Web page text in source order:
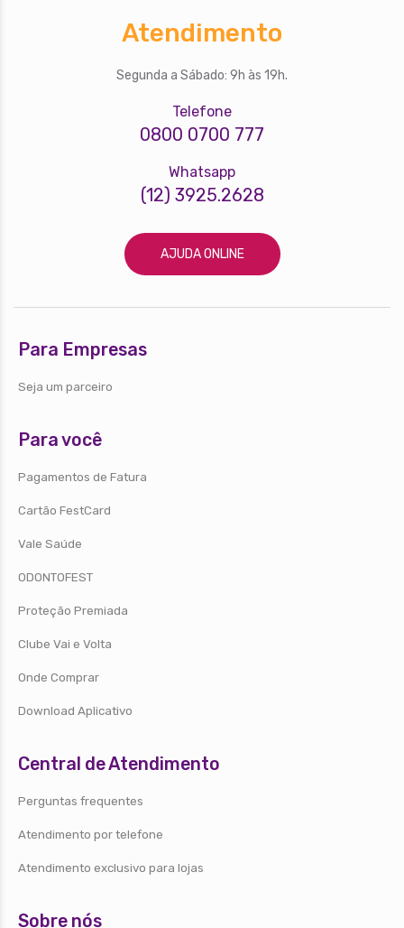
Atendimento
Segunda a Sábado: 9h às 19h.
Telefone
0800 0700 777
Whatsapp
(12) 3925.2628
AJUDA ONLINE
Para Empresas
Seja um parceiro
Para você
Pagamentos de Fatura
Cartão FestCard
Vale Saúde
ODONTOFEST
Proteção Premiada
Clube Vai e Volta
Onde Comprar
Download Aplicativo
Central de Atendimento
Perguntas frequentes
Atendimento por telefone
Atendimento exclusivo para lojas
Sobre nós